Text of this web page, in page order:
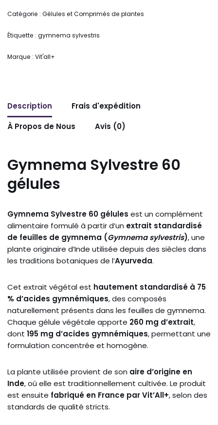
Catégorie : Gélules et Comprimés de plantes
Étiquette : gymnema sylvestris
Marque : Vit'all+
Description
Frais d'expédition
À Propos de Nous
Avis (0)
Gymnema Sylvestre 60
gélules
Gymnema Sylvestre 60 gélules est un complément
alimentaire formulé à partird’un extrait standardisé
de feuilles de gymnema (Gymnemasylvestris),une
plante originaire d’Inde utilisée depuis des siècles dans
les traditions botaniques de l’Ayurveda.
Cet extrait végétalest hautement standardisé à 75
% d’acides gymnémiques,des composés
naturellement présents dans les feuilles de gymnema.
Chaque gélule végétale apporte 260 mg d’extrait,
dont 195 mg d’acides gymnémiques,permettant une
formulation concentrée et homogène.
La plante utilisée provient de son aire d’origine en
Inde,où elle est traditionnellement cultivée. Le produit
est ensuite fabriqué en France parVit’All+,selon des
standards de qualité stricts.